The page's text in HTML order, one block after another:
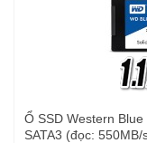
Ổ SSD Western
SATA3 (đọc: